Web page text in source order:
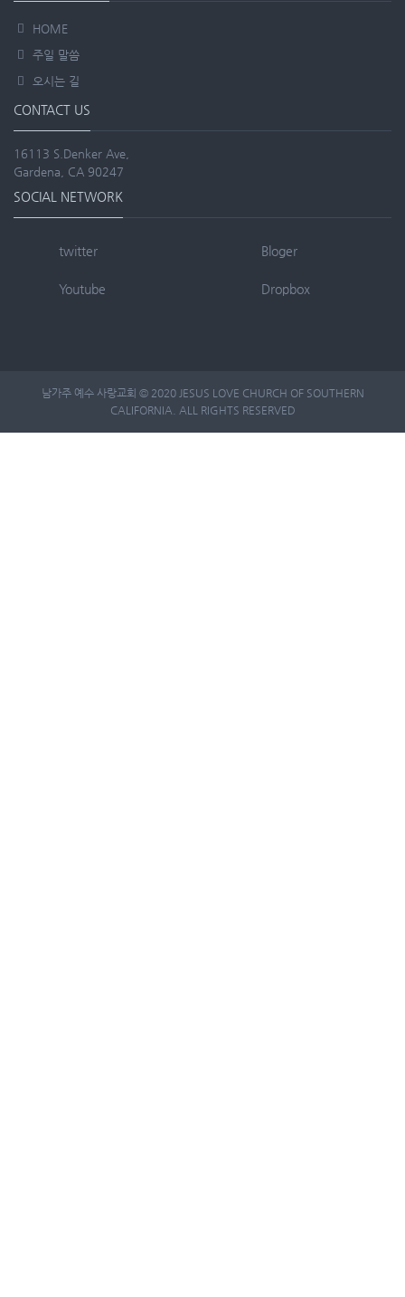
HOME
주일 말씀
오시는 길
CONTACT US
16113 S.Denker Ave,
Gardena, CA 90247
SOCIAL NETWORK
twitter
Youtube
Bloger
Dropbox
남가주 예수 사랑교회 © 2020 JESUS LOVE CHURCH OF SOUTHERN
CALIFORNIA. ALL RIGHTS RESERVED